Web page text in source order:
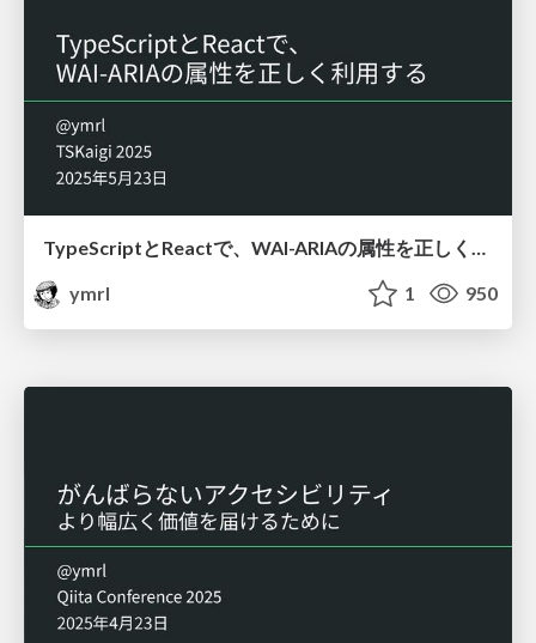
TypeScriptとReactで、WAI-ARIAの属性を正しく利用する / Fixing WAI-ARIA Typing in React with TypeScript
ymrl
1 950